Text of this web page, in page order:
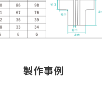
製作事例